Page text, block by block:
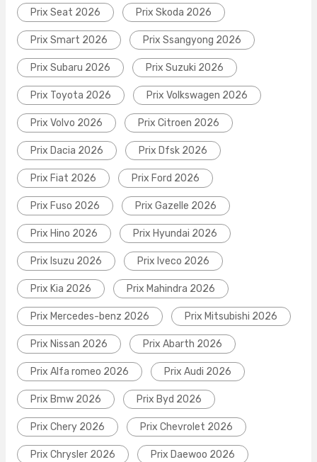
Prix Seat 2026 Prix Skoda 2026
Prix Smart 2026 Prix Ssangyong 2026
Prix Subaru 2026 Prix Suzuki 2026
Prix Toyota 2026 Prix Volkswagen 2026
Prix Volvo 2026 Prix Citroen 2026
Prix Dacia 2026 Prix Dfsk 2026
Prix Fiat 2026 Prix Ford 2026
Prix Fuso 2026 Prix Gazelle 2026
Prix Hino 2026 Prix Hyundai 2026
Prix Isuzu 2026 Prix Iveco 2026
Prix Kia 2026 Prix Mahindra 2026
Prix Mercedes-benz 2026 Prix Mitsubishi 2026
Prix Nissan 2026 Prix Abarth 2026
Prix Alfa romeo 2026 Prix Audi 2026
Prix Bmw 2026 Prix Byd 2026
Prix Chery 2026 Prix Chevrolet 2026
Prix Chrysler 2026 Prix Daewoo 2026